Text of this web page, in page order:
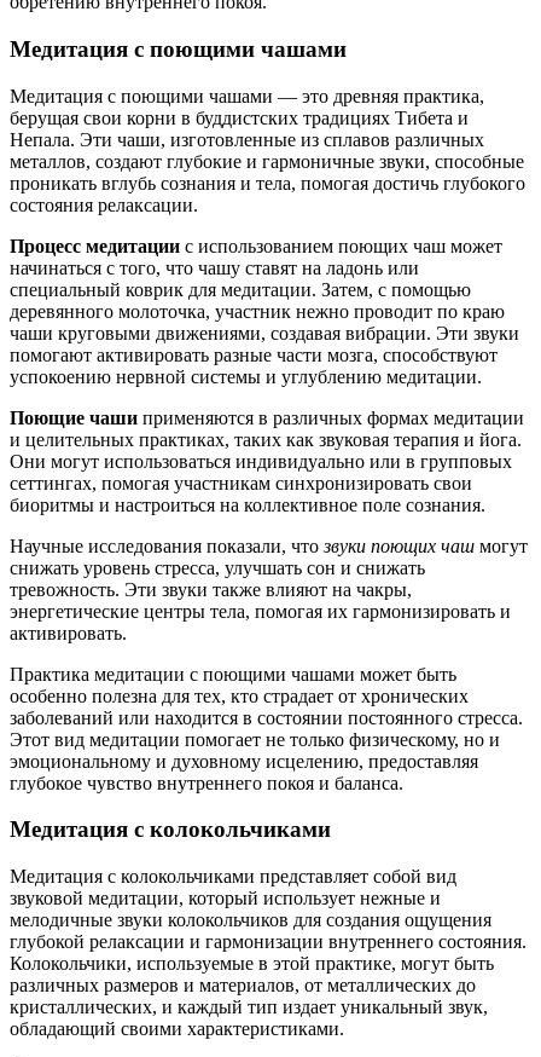
Медитация с поющими чашами
Медитация с поющими чашами — это древняя практика,
берущая свои корни в буддистских традициях Тибета и
Непала. Эти чаши, изготовленные из сплавов различных
металлов, создают глубокие и гармоничные звуки, способные
проникать вглубь сознания и тела, помогая достичь глубокого
состояния релаксации.
Процесс медитации с использованием поющих чаш может
начинаться с того, что чашу ставят на ладонь или
специальный коврик для медитации. Затем, с помощью
деревянного молоточка, участник нежно проводит по краю
чаши круговыми движениями, создавая вибрации. Эти звуки
помогают активировать разные части мозга, способствуют
успокоению нервной системы и углублению медитации.
Поющие чаши применяются в различных формах медитации
и целительных практиках, таких как звуковая терапия и йога.
Они могут использоваться индивидуально или в групповых
сеттингах, помогая участникам синхронизировать свои
биоритмы и настроиться на коллективное поле сознания.
Научные исследования показали, чтозвуки поющих чаш могут
снижать уровень стресса, улучшать сон и снижать
тревожность. Эти звуки также влияют на чакры,
энергетические центры тела, помогая их гармонизировать и
активировать.
Практика медитации с поющими чашами может быть
особенно полезна для тех, кто страдает от хронических
заболеваний или находится в состоянии постоянного стресса.
Этот вид медитации помогает не только физическому, но и
эмоциональному и духовному исцелению, предоставляя
глубокое чувство внутреннего покоя и баланса.
Медитация с колокольчиками
Медитация с колокольчиками представляет собой вид
звуковой медитации, который использует нежные и
мелодичные звуки колокольчиков для создания ощущения
глубокой релаксации и гармонизации внутреннего состояния.
Колокольчики, используемые в этой практике, могут быть
различных размеров и материалов, от металлических до
кристаллических, и каждый тип издает уникальный звук,
обладающий своими характеристиками.